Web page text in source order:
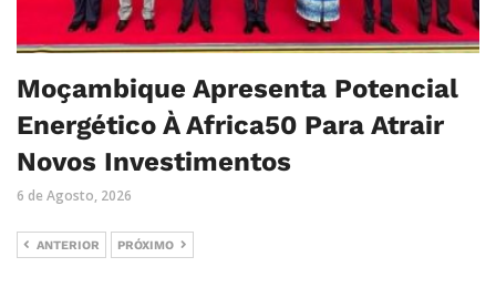
Moçambique Apresenta Potencial
Energético À Africa50 Para Atrair
Novos Investimentos
6 de Agosto, 2026
ANTERIOR PRÓXIMO